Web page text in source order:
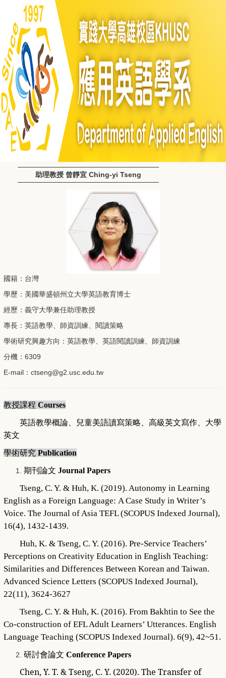
助理教授 曾靜宜 Ching-yi Tseng
國籍：台灣
學歷：美國華盛頓州立大學英語教育博士
經歷：義守大學兼任助理教授
專長：英語教學、師資訓練、閱讀策略
學術研究興趣方向：英語教學、英語閱讀訓練、師資訓練
分機：6309
E-mail： ctseng@g2.usc.edu.tw
教授課程 Courses
英語教學概論、 兒童美語讀寫策略、 高級英文寫作、 大學
英文
學術研究 Publication
期刊論文 Journal Papers
Tseng, C. Y. & Huh, K. (2019). Autonomy in Learning
English as a Foreign Language: A Case Study in Writer’s
Voice. The Journal of Asia TEFL (SCOPUS Indexed Journal),
16(4), 1432-1439.
Huh, K. & Tseng, C. Y. (2016). Pre-Service Teachers’
Perceptions on Creativity Education in English Teaching:
Similarities and Differences Between Korean and Taiwan.
Advanced Science Letters (SCOPUS Indexed Journal),
22(11), 3624-3627
Tseng, C. Y. & Huh, K. (2016). From Bakhtin to See the
Co-construction of EFL Adult Learners’ Utterances. English
Language Teaching (SCOPUS Indexed Journal). 6(9), 42~51.
研討會論文 Conference Papers
Chen, Y. T. & Tseng, C. Y. (2020). The Transfer of